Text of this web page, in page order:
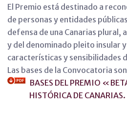
El Premio está destinado a
de personas y entidades
defensa de una Canarias plural,
y del denominado pleito insular
características y sensibilidades
Las bases de la Convocatoria
BASES DEL PREMIO
HISTÓRICA DE CANARIAS.